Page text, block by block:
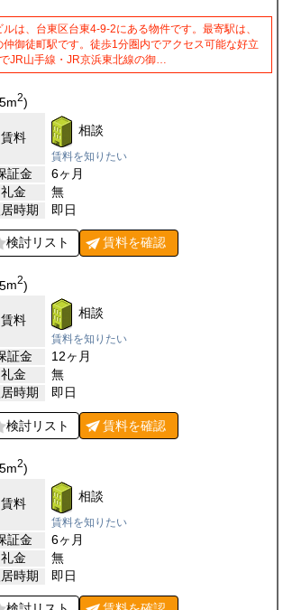
は、台東区台東4-9-2にある物件です。最寄駅は、
御徒町駅です。徒歩1分圏内でアクセス可能な好立
JR山手線・JR京浜東北線の御…
m2)
賃料 相談
賃料を知りたい
証金
6ヶ月
礼金
無
居時期
即日
検討リスト 賃料を確認
m2)
賃料 相談
賃料を知りたい
証金
12ヶ月
礼金
無
時期
即日
検討リスト 賃料を確認
m2)
賃料 相談
賃料を知りたい
証金
6ヶ月
礼金
無
居時期
即日